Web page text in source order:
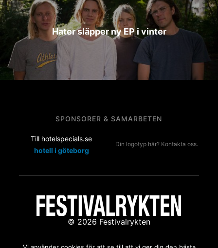
Hater släpper ny EP i vinter
SPONSORER & SAMARBETEN
Till hotelspecials.se
hotell i göteborg
Din logotyp här? Kontakta oss.
© 2026 Festivalrykten
Kontakta oss:redaktion@festivalrykten.se